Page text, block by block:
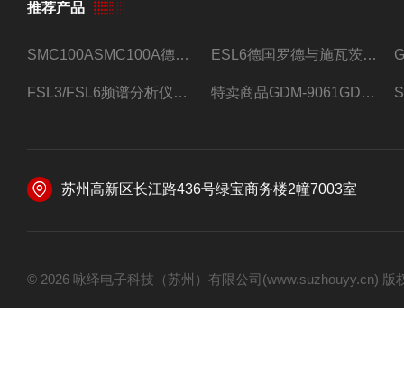
推荐产品
SMC100ASMC100A德国罗德与施瓦茨射频信号源 ESL6德国罗德与施瓦茨预认证EMI接收机
FSL3/FSL6频谱分析仪FSL3/FSL6罗德与施瓦茨 特卖商品GDM-9061GDM-9061台式万用表
苏州高新区长江路436号绿宝商务楼2幢7003室
© 2026 咏绎电子科技（苏州）有限公司(www.suzhouyy.cn)